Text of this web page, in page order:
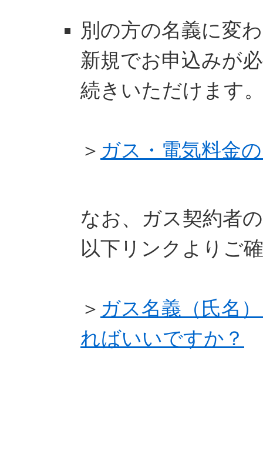
別の方の名義に変
新規でお申込みが
続きいただけます
＞ ガス・電気料金
なお、ガス契約者
以下リンクよりご
＞ ガス名義（氏名
ればいいですか？